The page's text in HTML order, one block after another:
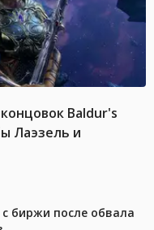
Baldur's
Лаэзель и
биржи после обвала